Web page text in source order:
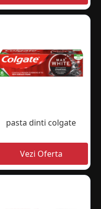
pasta dinti colgate